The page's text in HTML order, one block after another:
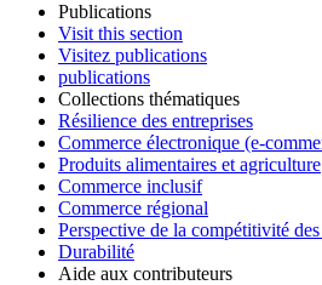
Publications
Visit this section
Visitez publications
publications
Collections thématiques
Résilience des entreprises
Commerce électronique (e-
Produits alimentaires et agriculture
Commerce inclusif
Commerce régional
Perspective de la compétitivité
Durabilité
Aide aux contributeurs